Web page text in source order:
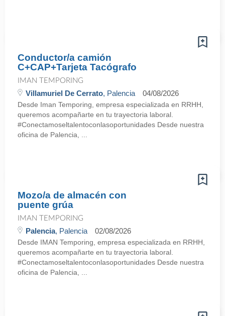
Conductor/a camión
C+CAP+Tarjeta Tacógrafo
IMAN TEMPORING
Villamuriel De Cerrato, Palencia 04/08/2026
Desde Iman Temporing, empresa especializada en RRHH,
queremos acompañarte en tu trayectoria laboral.
#Conectamoseltalentoconlasoportunidades Desde nuestra
oficina de Palencia, ...
Mozo/a de almacén con
puente grúa
IMAN TEMPORING
Palencia, Palencia 02/08/2026
Desde IMAN Temporing, empresa especializada en RRHH,
queremos acompañarte en tu trayectoria laboral.
#Conectamoseltalentoconlasoportunidades Desde nuestra
oficina de Palencia, ...